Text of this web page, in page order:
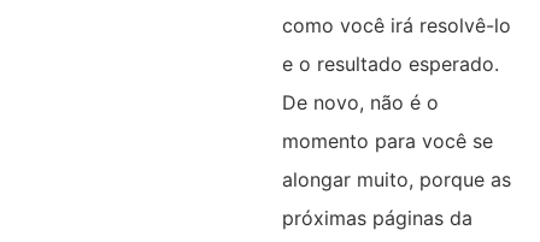
como você irá resolvê-lo
e o resultado esperado.
De novo, não é o
momento para você se
alongar muito, porque as
próximas páginas da